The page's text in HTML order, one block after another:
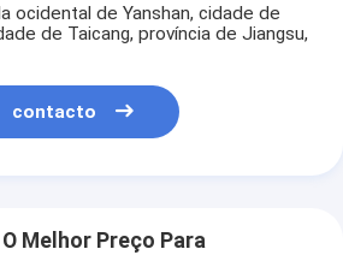
ocidental de Yanshan, cidade de
de Taicang, província de Jiangsu,
contacto
Melhor Preço Para